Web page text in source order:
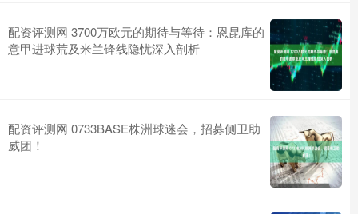
配资评测网 3700万欧元的期待与等待：恩昆库的
意甲进球荒及米兰锋线隐忧深入剖析
配资评测网 0733BASE株洲球迷会，招募侧卫助
威团！